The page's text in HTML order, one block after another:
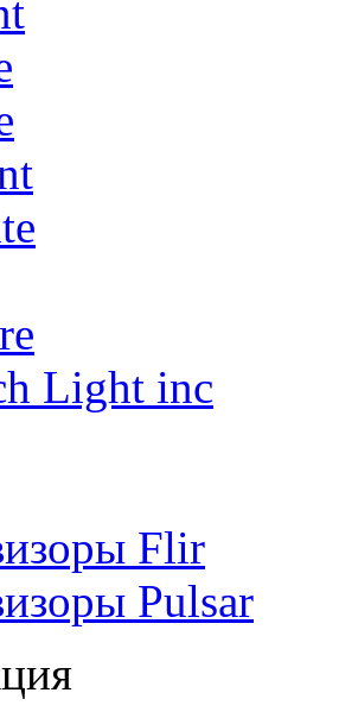
Light inc
Flir
Pulsar